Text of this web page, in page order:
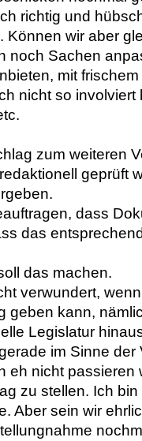
richtig und
Können wir aber
noch Sachen
mit
nicht so involviert
zum weiteren
geprüft
dass
das
das machen.
verwundert,
geben kann,
Legislatur
im Sinne
eh nicht passieren
zu stellen. Ich
Aber sein wir